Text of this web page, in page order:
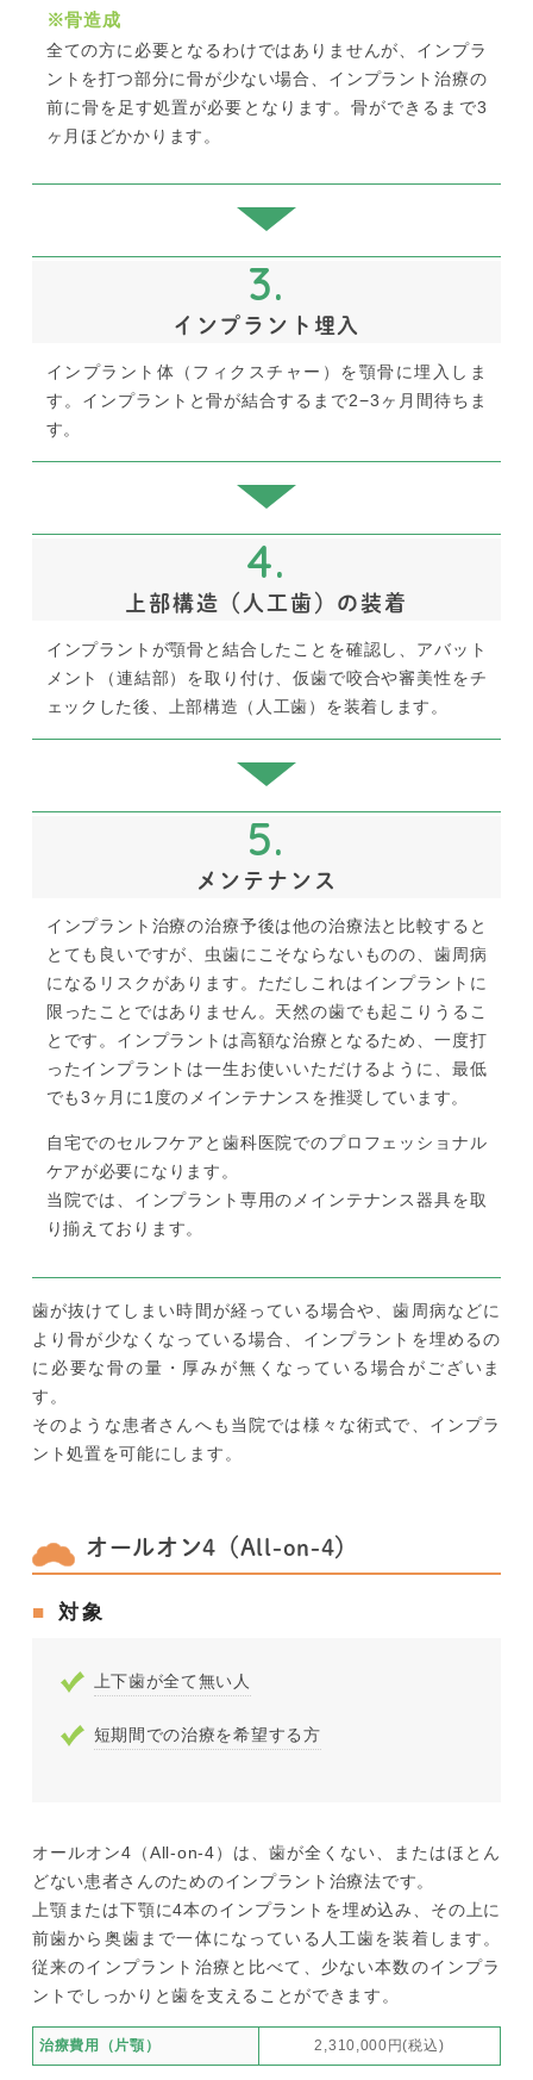
※骨造成
全ての方に必要となるわけではありませんが、インプラ
ントを打つ部分に骨が少ない場合、インプラント治療の
前に骨を足す処置が必要となります。骨ができるまで3
ヶ月ほどかかります。
3.
インプラント埋入
インプラント体（フィクスチャー）を顎骨に埋入しま
す。インプラントと骨が結合するまで2−3ヶ月間待ちま
す。
4.
上部構造（人工歯）の装着
インプラントが顎骨と結合したことを確認し、アバット
メント（連結部）を取り付け、仮歯で咬合や審美性をチ
ェックした後、上部構造（人工歯）を装着します。
5.
メンテナンス
インプラント治療の治療予後は他の治療法と比較すると
とても良いですが、虫歯にこそならないものの、歯周病
になるリスクがあります。ただしこれはインプラントに
限ったことではありません。天然の歯でも起こりうるこ
とです。インプラントは高額な治療となるため、一度打
ったインプラントは一生お使いいただけるように、最低
でも3ヶ月に1度のメインテナンスを推奨しています。
自宅でのセルフケアと歯科医院でのプロフェッショナル
ケアが必要になります。
当院では、インプラント専用のメインテナンス器具を取
り揃えております。
歯が抜けてしまい時間が経っている場合や、歯周病などに
より骨が少なくなっている場合、インプラントを埋めるの
に必要な骨の量・厚みが無くなっている場合がございま
す。
そのような患者さんへも当院では様々な術式で、インプラ
ント処置を可能にします。
オールオン4（All-on-4）
対象
上下歯が全て無い人
短期間での治療を希望する方
オールオン4（All-on-4）は、歯が全くない、またはほとん
どない患者さんのためのインプラント治療法です。
上顎または下顎に4本のインプラントを埋め込み、その上に
前歯から奥歯まで一体になっている人工歯を装着します。
従来のインプラント治療と比べて、少ない本数のインプラ
ントでしっかりと歯を支えることができます。
治療費用（片顎） 2,310,000円(税込)